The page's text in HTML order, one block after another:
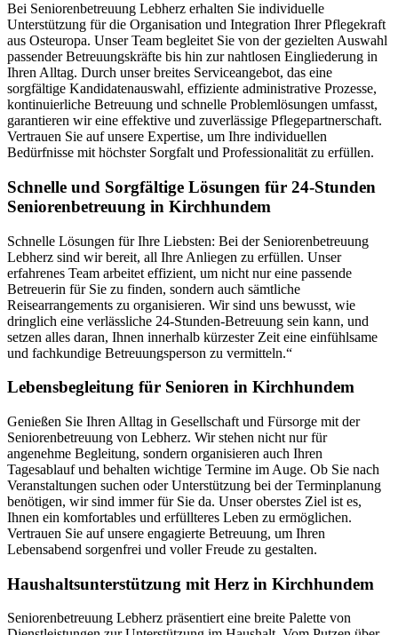
Bei Seniorenbetreuung Lebherz erhalten Sie individuelle
Unterstützung für die Organisation und Integration Ihrer Pflegekraft
aus Osteuropa. Unser Team begleitet Sie von der gezielten Auswahl
passender Betreuungskräfte bis hin zur nahtlosen Eingliederung in
Ihren Alltag. Durch unser breites Serviceangebot, das eine
sorgfältige Kandidatenauswahl, effiziente administrative Prozesse,
kontinuierliche Betreuung und schnelle Problemlösungen umfasst,
garantieren wir eine effektive und zuverlässige Pflegepartnerschaft.
Vertrauen Sie auf unsere Expertise, um Ihre individuellen
Bedürfnisse mit höchster Sorgfalt und Professionalität zu erfüllen.
Schnelle und Sorgfältige Lösungen für 24-Stunden
Seniorenbetreuung in Kirchhundem
Schnelle Lösungen für Ihre Liebsten: Bei der Seniorenbetreuung
Lebherz sind wir bereit, all Ihre Anliegen zu erfüllen. Unser
erfahrenes Team arbeitet effizient, um nicht nur eine passende
Betreuerin für Sie zu finden, sondern auch sämtliche
Reisearrangements zu organisieren. Wir sind uns bewusst, wie
dringlich eine verlässliche 24-Stunden-Betreuung sein kann, und
setzen alles daran, Ihnen innerhalb kürzester Zeit eine einfühlsame
und fachkundige Betreuungsperson zu vermitteln.“
Lebensbegleitung für Senioren in Kirchhundem
Genießen Sie Ihren Alltag in Gesellschaft und Fürsorge mit der
Seniorenbetreuung von Lebherz. Wir stehen nicht nur für
angenehme Begleitung, sondern organisieren auch Ihren
Tagesablauf und behalten wichtige Termine im Auge. Ob Sie nach
Veranstaltungen suchen oder Unterstützung bei der Terminplanung
benötigen, wir sind immer für Sie da. Unser oberstes Ziel ist es,
Ihnen ein komfortables und erfüllteres Leben zu ermöglichen.
Vertrauen Sie auf unsere engagierte Betreuung, um Ihren
Lebensabend sorgenfrei und voller Freude zu gestalten.
Haushalts­unterstützung mit Herz in Kirchhundem
Seniorenbetreuung Lebherz präsentiert eine breite Palette von